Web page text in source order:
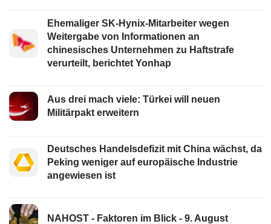
Ehemaliger SK-Hynix-Mitarbeiter wegen
Weitergabe von Informationen an
chinesisches Unternehmen zu Haftstrafe
verurteilt, berichtet Yonhap
Aus drei mach viele: Türkei will neuen
Militärpakt erweitern
Deutsches Handelsdefizit mit China wächst, da
Peking weniger auf europäische Industrie
angewiesen ist
NAHOST - Faktoren im Blick - 9. August